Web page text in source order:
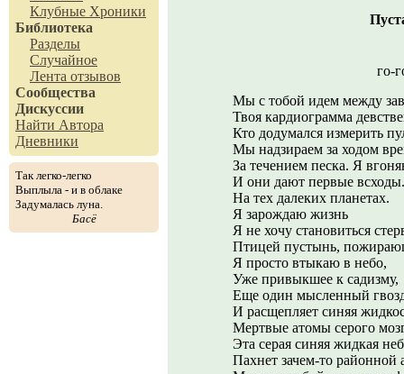
Клубные Хроники
Библиотека
Разделы
Случайное
Лента отзывов
Сообщества
Дискуссии
Найти Автора
Дневники
Так легко-легко
Выплыла - и в облаке
Задумалась луна.
Басё
го-
Мы с тобой идем между
Твоя кардиограмма
Кто додумался измерить
Мы надзираем за ходом
За течением песка. Я
И они дают первые всходы.
На тех далеких планетах.
Я зарождаю жизнь
Я не хочу становиться
Птицей пустынь,
Я просто втыкаю в небо,
Уже привыкшее к садизму,
Еще один мысленный
И расщепляет синяя
Мертвые атомы серого
Эта серая синяя жидкая
Пахнет зачем-то районной